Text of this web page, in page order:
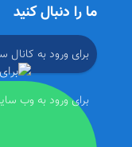
ما را دنبال کنید
برای ورود به
برای ورود به وب